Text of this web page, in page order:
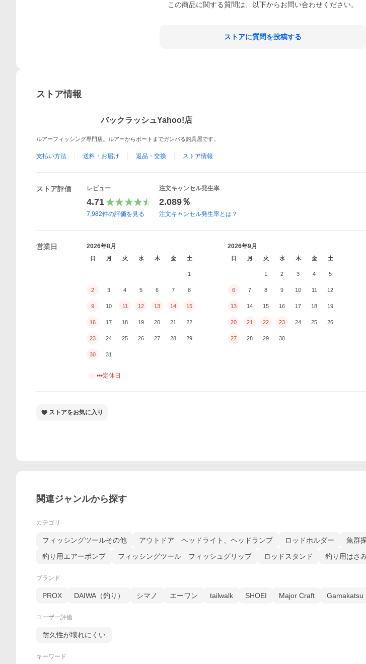
この商品に関する質問は、以下からお問い合わせください。
ストアに質問を投稿する
ストア情報
バックラッシュYahoo!店
ルアーフィッシング専門店。ルアーからボートまでガンバる釣具屋です。
支払い方法 送料・お届け 返品・交換 ストア情報
ストア評価 レビュー
4.71
7,982件の評価を見る
注文キャンセル発生率
2.089％
注文キャンセル発生率とは？
営業日 2026年8月
日 月 火 水 木 金 土
1
2 3 4 5 6 7 8
9 10 11 12 13 14 15
16 17 18 19 20 21 22
23 24 25 26 27 28 29
30 31
2026年9月
日 月 火 水 木 金 土
1 2 3 4 5
6 7 8 9 10 11 12
13 14 15 16 17 18 19
20 21 22 23 24 25 26
27 28 29 30
•••定休日
ストアをお気に入り
関連ジャンルから探す
カテゴリ
フィッシングツールその他 アウトドア ヘッドライト、ヘッドランプ ロッドホルダー 魚群
釣り用エアーポンプ
フィッシングツール フィッシュグリップ ロッドスタンド 釣り用はさ
ブランド
PROX DAIWA（釣り） シマノ エーワン tailwalk SHOEI Major Craft Gamakatsu
ユーザー評価
耐久性が壊れにくい
キーワード